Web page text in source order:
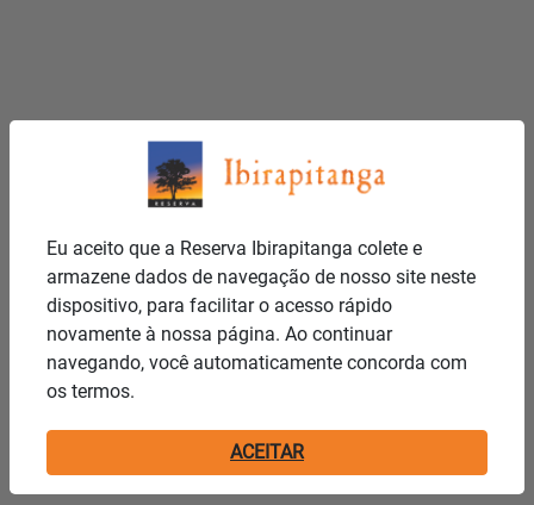
Eu aceito que a Reserva Ibirapitanga colete e
armazene dados de navegação de nosso site neste
dispositivo, para facilitar o acesso rápido
novamente à nossa página. Ao continuar
navegando, você automaticamente concorda com
os termos.
ACEITAR